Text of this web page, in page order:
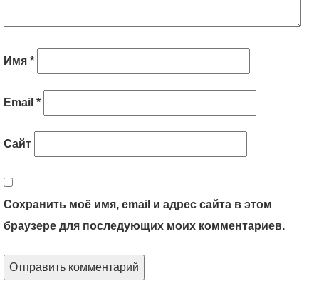
Имя *
Email *
Сайт
Сохранить моё имя, email и адрес сайта в этом
браузере для последующих моих комментариев.